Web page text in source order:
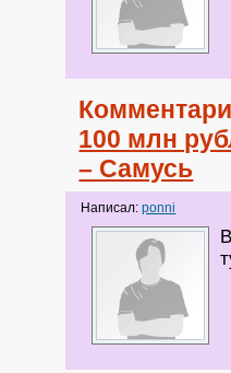
100 млн
– Самусь
Написал:ponni